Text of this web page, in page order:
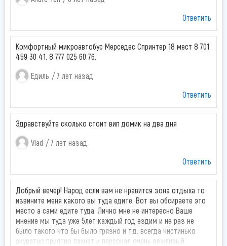
замерзли трубы. Но с обогревателями было тепло. На
следующий день нам продлили отдых на 2 часа, как
компенсация за время без электричества. Администрация
очень приветливая и отзывчивая, всё о чем мы просили
быстро делали. В целом отдыхать на зоне Рахимжан нам
понравилось, есть конечно небольшие недочёты но если их
исправят будет отлично!
Ответить
Комфортный микроавтобус Мерседес Спринтер 18 мест 8 701
459 30 41. 8 777 025 60 76.
Едиль
7 лет назад
Ответить
Здравствуйте сколько стоит вип домик на два дня
Vlad
7 лет назад
Ответить
Добрый вечер! Народ если вам не нравится зона отдыха то
извините меня какого вы туда едите. Вот вы обсираете это
место а сами едите туда. Лично мне не интересно Ваше
мнение мы туда уже 5лет каждый год ездим и не раз не
было такого что бы было грязно и т.д. всегда чистинько
акуратно приятно пахнет и персонал очень вежливый.